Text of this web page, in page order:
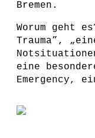
Bremen.
Worum geht
Trauma”,
eine
Emergency,